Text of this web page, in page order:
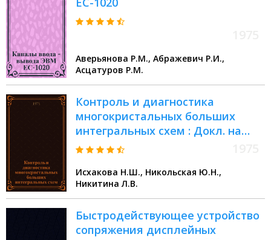
Аверьянова Р.М., Абражевич Р.И.,
Асцатуров Р.М.
Контроль и диагностика
многокристальных больших
интегральных схем : Докл. на
Юбил. науч.-техн. конф., посвящ.
и вычислит. техники АН СССР
Исхакова Н.Ш., Никольская Ю.Н.,
Никитина Л.В.
Быстродействующее устройство
сопряжения дисплейных